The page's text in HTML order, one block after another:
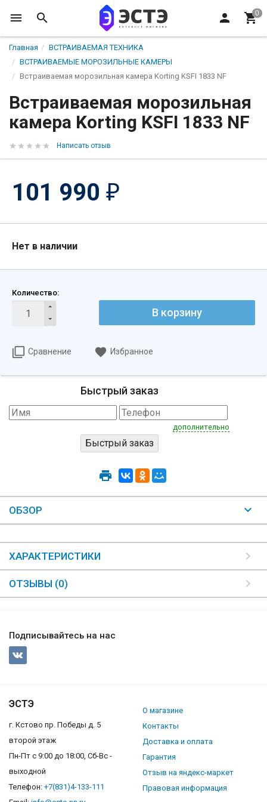
Главная
ВСТРАИВАЕМАЯ ТЕХНИКА
ВСТРАИВАЕМЫЕ МОРОЗИЛЬНЫЕ КАМЕРЫ
Встраиваемая морозильная камера Korting KSFI 1833 NF
Встраиваемая морозильная
камера Korting KSFI 1833 NF
Написать отзыв
101 990 ₽
Нет в наличии
Количество:
В корзину
Сравнение Избранное
Быстрый заказ
дополнительно
ОБЗОР
ХАРАКТЕРИСТИКИ
ОТЗЫВЫ (0)
Подписывайтесь на нас
ЭСТЭ
г. Кстово пр. Победы д. 5
второй этаж
Пн-Пт с 9:00 до 18:00, Сб-Вс -
выходной
Телефон: +7(831)4-133-111
О магазине
Контакты
Доставка и оплата
Гарантия
Отзыв на яндекс-маркет
Правовая информация